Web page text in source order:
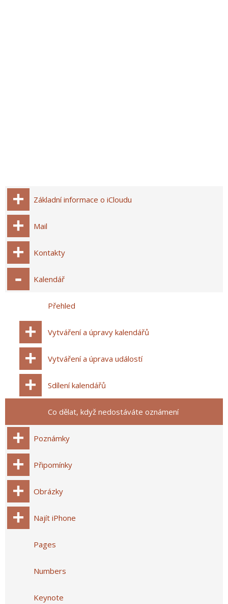
Základní informace o iCloudu
Mail
Kontakty
Kalendář
Přehled
Vytváření a úpravy kalendářů
Vytváření a úprava událostí
Sdílení kalendářů
Co dělat, když nedostáváte oznámení
Poznámky
Připomínky
Obrázky
Najít iPhone
Pages
Numbers
Keynote